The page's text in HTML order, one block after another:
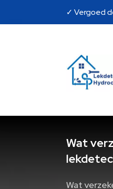
✓ Vergoed
Wat
Wat